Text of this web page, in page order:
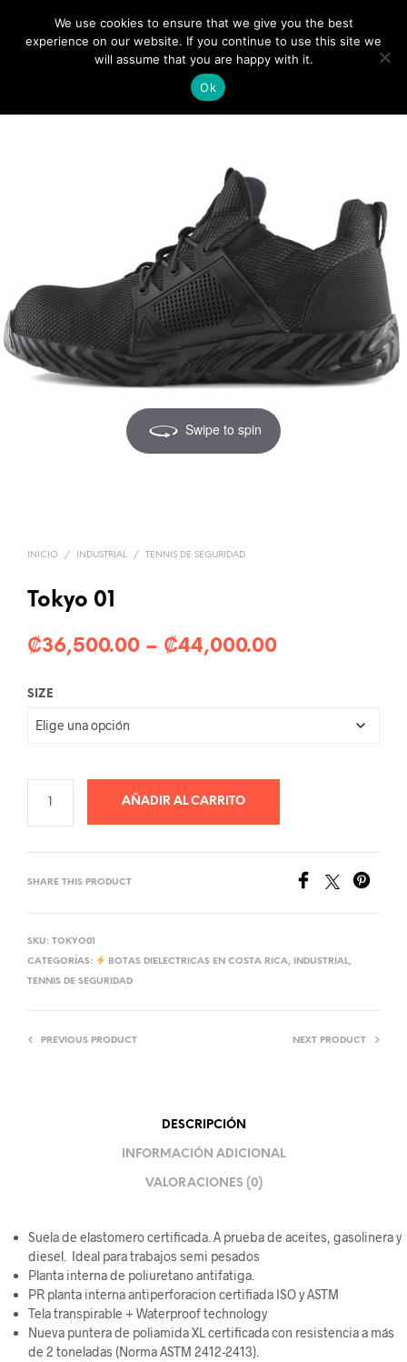
0
Swipe to spin
INICIO / INDUSTRIAL / TENNIS DE SEGURIDAD
Tokyo 01
₡36,500.00 – ₡44,000.00Rango
₡36,500.00
SIZE
AÑADIR AL CARRITO
SHARE THIS PRODUCT
SKU: TOKYO01
CATEGORÍAS:
BOTAS DIELECTRICAS EN COSTA RICA, INDUSTRIAL,
TENNIS DE SEGURIDAD
PREVIOUS PRODUCT NEXT PRODUCT
DESCRIPCIÓN
INFORMACIÓN ADICIONAL
VALORACIONES (0)
Suela de elastomero certificada. A prueba de aceites, gasolinera y
diesel. Ideal para trabajos semi pesados
Planta interna de poliuretano antifatiga.
PR planta interna antiperforacion certifiada ISO y ASTM
Tela transpirable + Waterproof technology
Nueva puntera de poliamida XL certificada con resistencia a más
de 2 toneladas (Norma ASTM 2412-2413).
We use cookies to ensure that we give you the best
experience on our website. If you continue to use this site we
will assume that you are happy with it.
Ok